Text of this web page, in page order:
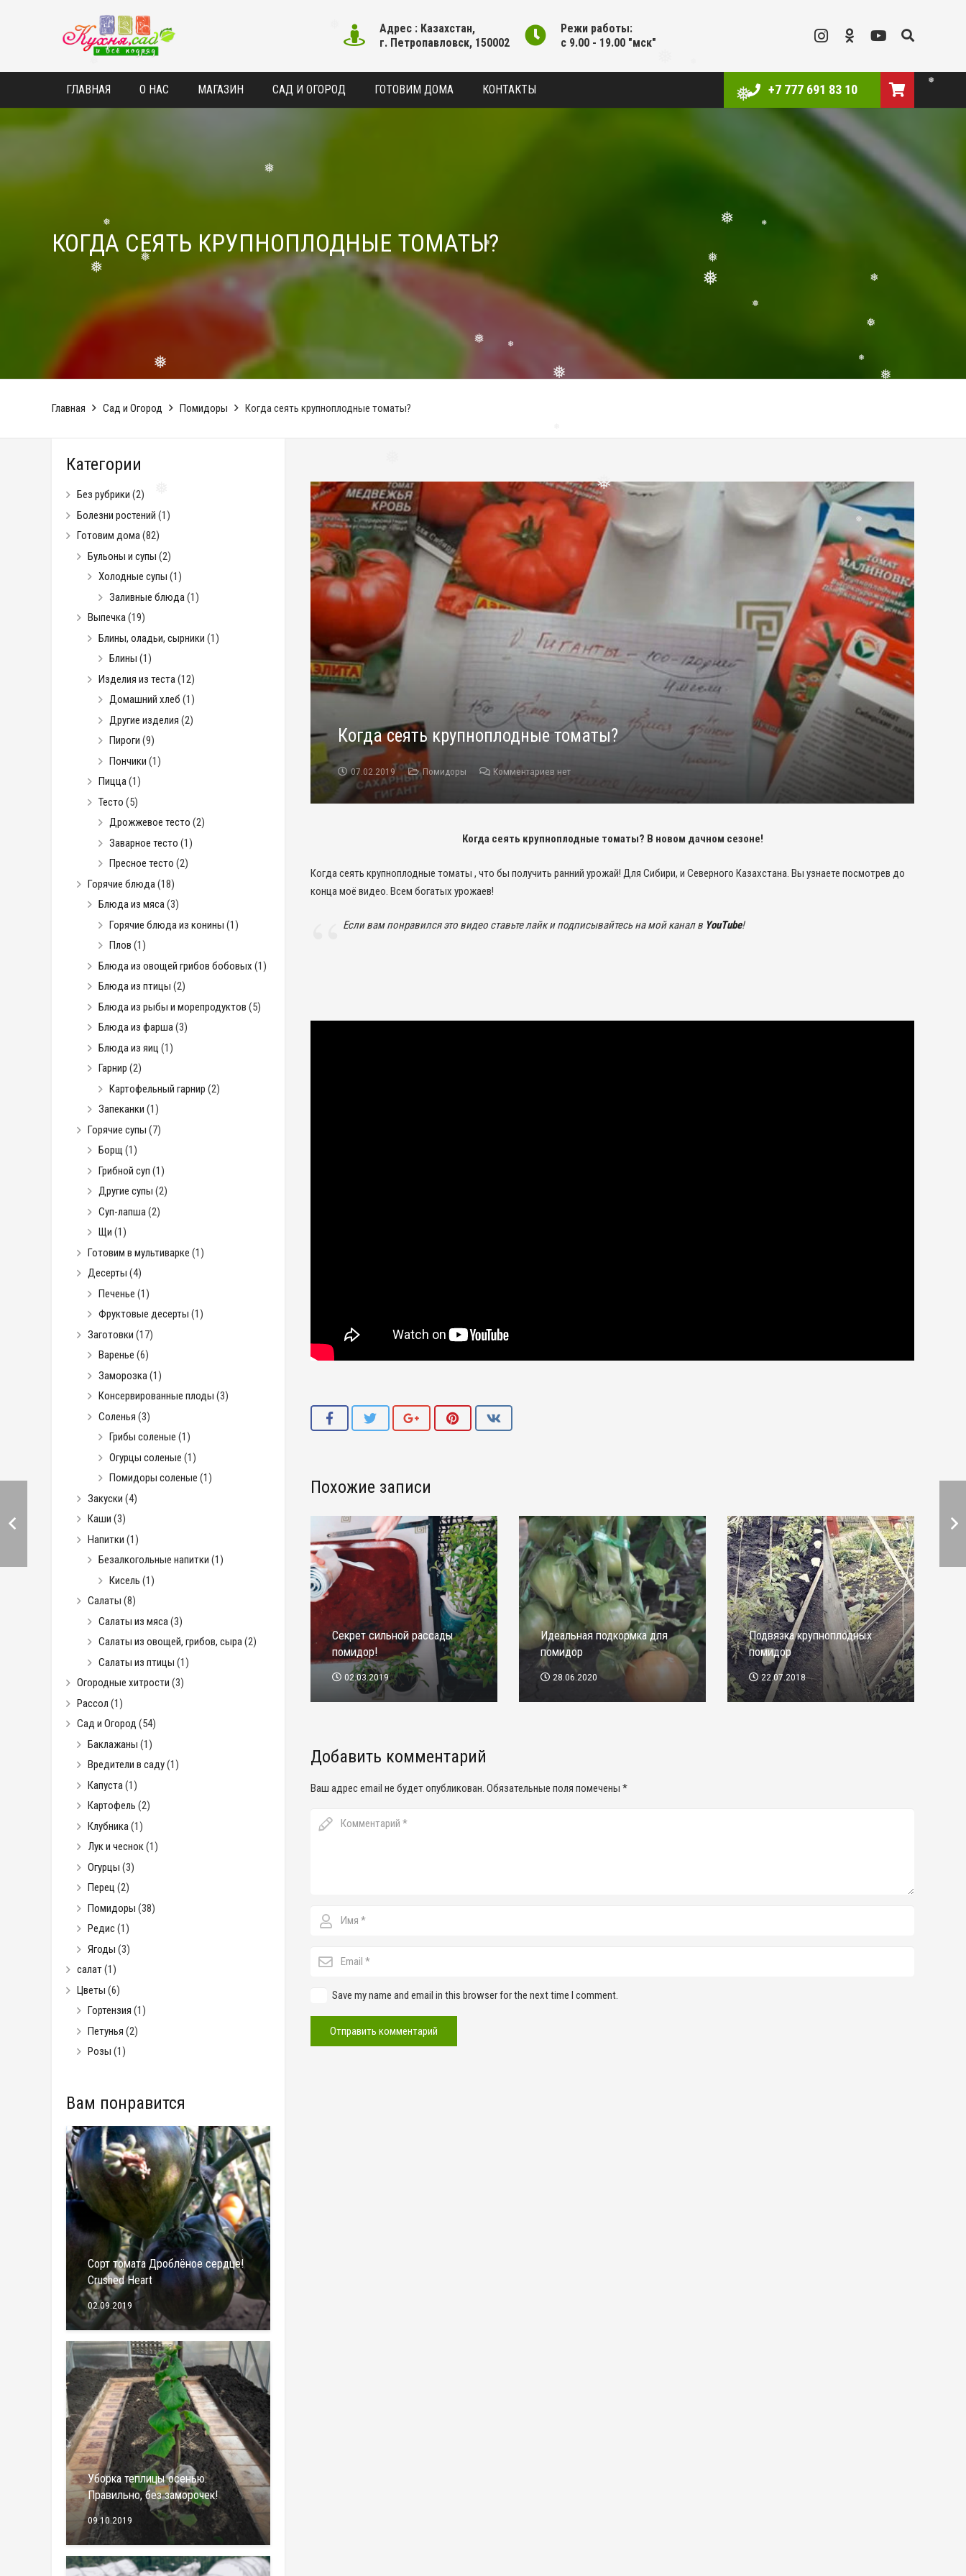
❅
❅ ❅
❅
❅
❅
Адрес : Казахстан,
г. Петропавловск, 150002
Режи работы:
с 9.00 - 19.00 "мск"
ГЛАВНАЯ О НАС МАГАЗИН САД И ОГОРОД ГОТОВИМ ДОМА КОНТАКТЫ +7 777 691 83 10
КОГДА СЕЯТЬ КРУПНОПЛОДНЫЕ ТОМАТЫ?
Главная Сад и Огород Помидоры Когда сеять крупноплодные томаты?
Когда сеять крупноплодные томаты?
07.02.2019 Помидоры Комментариев нет
Когда сеять крупноплодные томаты? В новом дачном сезоне!
Когда сеять крупноплодные томаты , что бы получить ранний урожай! Для Сибири, и Северного Казахстана. Вы узнаете посмотрев до
конца моё видео. Всем богатых урожаев!
Если вам понравился это видео ставьте лайк и подписывайтесь на мой канал в YouTube!
Похожие записи
Секрет сильной рассады
помидор!
02.03.2019
Идеальная подкормка для
помидор
28.06.2020
Подвязка крупноплодных
помидор
22.07.2018
Добавить комментарий
Ваш адрес email не будет опубликован. Обязательные поля помечены *
Save my name and email in this browser for the next time I comment.
Отправить комментарий
Категории
Без рубрики (2)
Болезни ростений (1)
Готовим дома(82)
Бульоны и супы (2)
Холодные супы (1)
Заливные блюда (1)
Выпечка(19)
Блины, оладьи, сырники (1)
Блины (1)
Изделия из теста (12)
Домашний хлеб (1)
Другие изделия (2)
Пироги (9)
Пончики (1)
Пицца(1)
Тесто (5)
Дрожжевое тесто (2)
Заварное тесто (1)
Пресное тесто (2)
Горячие блюда (18)
Блюда из мяса(3)
Горячие блюда из конины (1)
Плов (1)
Блюда из овощей грибов бобовых (1)
Блюда из птицы (2)
Блюда из рыбы и морепродуктов (5)
Блюда из фарша(3)
Блюда из яиц (1)
Гарнир (2)
Картофельный гарнир (2)
Запеканки (1)
Горячие супы (7)
Борщ (1)
Грибной суп (1)
Другие супы (2)
Суп-лапша (2)
Щи (1)
Готовим в мультиварке (1)
Десерты (4)
Печенье (1)
Фруктовые десерты (1)
Заготовки (17)
Варенье (6)
Заморозка (1)
Консервированные плоды (3)
Соленья (3)
Грибы соленые (1)
Огурцы соленые (1)
Помидоры соленые (1)
Закуски (4)
Каши (3)
Напитки (1)
Безалкогольные напитки (1)
Кисель (1)
Салаты (8)
Салаты из мяса (3)
Салаты из овощей, грибов, сыра(2)
Салаты из птицы (1)
Огородные хитрости (3)
Рассол (1)
Сад и Огород (54)
Баклажаны (1)
Вредители в саду(1)
Капуста (1)
Картофель (2)
Клубника (1)
Лук и чеснок(1)
Огурцы (3)
Перец (2)
Помидоры (38)
Редис(1)
Ягоды (3)
салат(1)
Цветы (6)
Гортензия (1)
Петунья (2)
Розы (1)
Вам понравится
Сорт томата Дроблёное сердце!
Crushed Heart
02.09.2019
Уборка теплицы осенью.
Правильно, без заморочек!
09.10.2019